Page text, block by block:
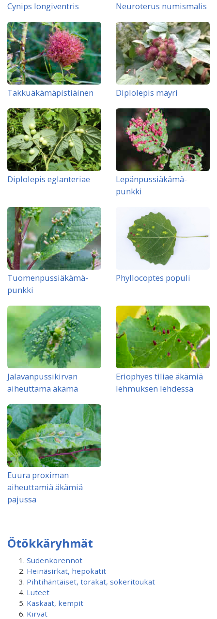
Cynips longiventris Neuroterus numismalis
Takkuäkämäpistiäinen Diplolepis mayri
Diplolepis eglanteriae
Lepänpussiäkämä-
punkki
Tuomenpussiäkämä-
punkki
Phyllocoptes populi
Jalavanpussikirvan
aiheuttama äkämä
Eriophyes tiliae äkämiä
lehmuksen lehdessä
Euura proximan
aiheuttamiä äkämiä
pajussa
Ötökkäryhmät
Sudenkorennot
Heinäsirkat, hepokatit
Pihtihäntäiset, torakat, sokeritoukat
Luteet
Kaskaat, kempit
Kirvat